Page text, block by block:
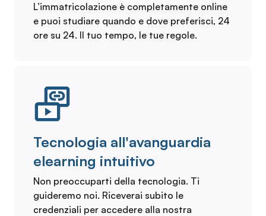
L’immatricolazione è completamente online
e puoi studiare quando e dove preferisci, 24
ore su 24. Il tuo tempo, le tue regole.
Tecnologia all'avanguardia
elearning intuitivo
Non preoccuparti della tecnologia. Ti
guideremo noi. Riceverai subito le
credenziali per accedere alla nostra